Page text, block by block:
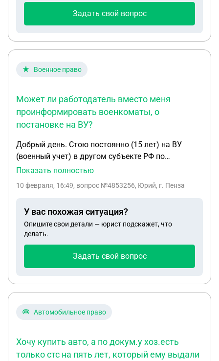
Задать свой вопрос
Военное право
Может ли работодатель вместо меня
проинформировать военкоматы, о
постановке на ВУ?
Добрый день. Стою постоянно (15 лет) на ВУ
(военный учет) в другом субъекте РФ по
временной регистрации. (По окончании срока
военного с места временной регистрации не
РФ) – в другом городе РФ, на ВУ на месте
постоянной регистрации не вставал. Вопросы: 1.
Надо ли мне сообщать в военкомат по месту
другом городе-субъекте РФ? Или через единый
автоматически попадут в военкомат, где я
Законные способы подачи информации/данных о
Какой размер штрафа для меня предусмотрен,
если я не проинформировал военкомат на месте
Показать полностью
10 февраля, 16:49, вопрос №4853256, Юрий, г. Пенза
У вас похожая ситуация?
Опишите свои детали — юрист подскажет, что
делать.
Задать свой вопрос
Автомобильное право
Хочу купить авто, а по докум.у хоз.есть
только стс на пять лет, который ему выдали